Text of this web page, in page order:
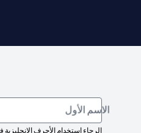
الرجاء استخدام الأحرف
الاسم الأول